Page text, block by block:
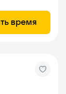
время